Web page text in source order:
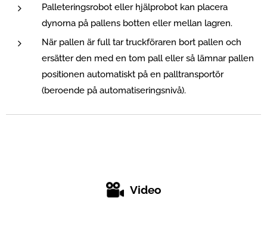
Palleteringsrobot eller hjälprobot kan placera
dynorna på pallens botten eller mellan lagren.
När pallen är full tar truckföraren bort pallen och
ersätter den med en tom pall eller så lämnar pallen
positionen automatiskt på en palltransportör
(beroende på automatiseringsnivå).
Video